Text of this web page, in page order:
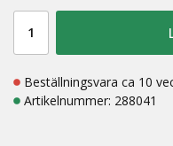
Beställningsvara ca 10
Artikelnummer: 288041